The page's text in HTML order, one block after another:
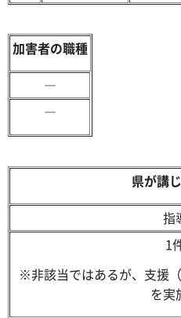
加害者の職種
―
―
県が講
指
1
※非該当ではあるが、支援
を実